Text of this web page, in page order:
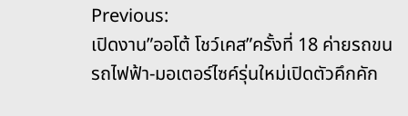
b
o
o
d
s
n
g
er
Li
n
k
แ
น
Previous:
เปิดงาน”ออโต้ โชว์เคส”ครั้งที่ 18 ค่ายรถขน
รถไฟฟ้า-มอเตอร์ไซค์รุ่นใหม่เปิดตัวคึกคัก